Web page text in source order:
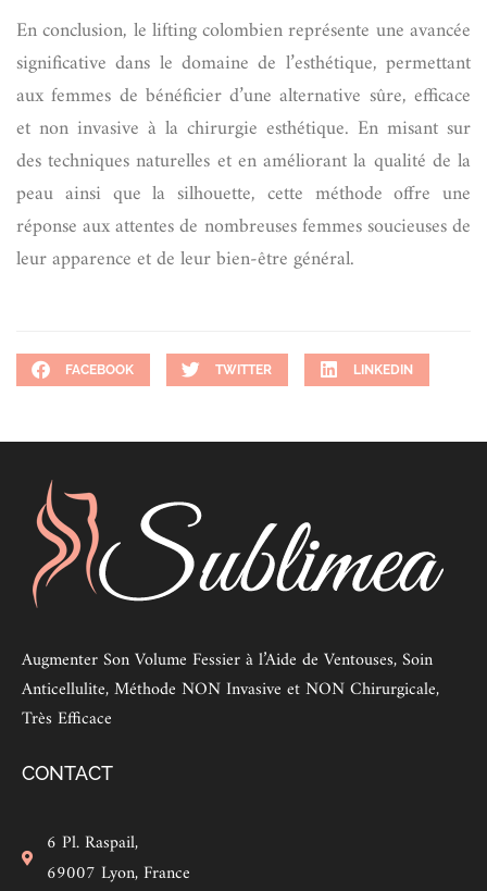
En conclusion, le lifting colombien représente une avancée
significative dans le domaine de l’esthétique, permettant
aux femmes de bénéficier d’une alternative sûre, efficace
et non invasive à la chirurgie esthétique. En misant sur
des techniques naturelles et en améliorant la qualité de la
peau ainsi que la silhouette, cette méthode offre une
réponse aux attentes de nombreuses femmes soucieuses de
leur apparence et de leur bien-être général.
FACEBOOK TWITTER LINKEDIN
Augmenter Son Volume Fessier à l’Aide de Ventouses, Soin
Anticellulite, Méthode NON Invasive et NON Chirurgicale,
Très Efficace
CONTACT
6 Pl. Raspail,
69007 Lyon, France